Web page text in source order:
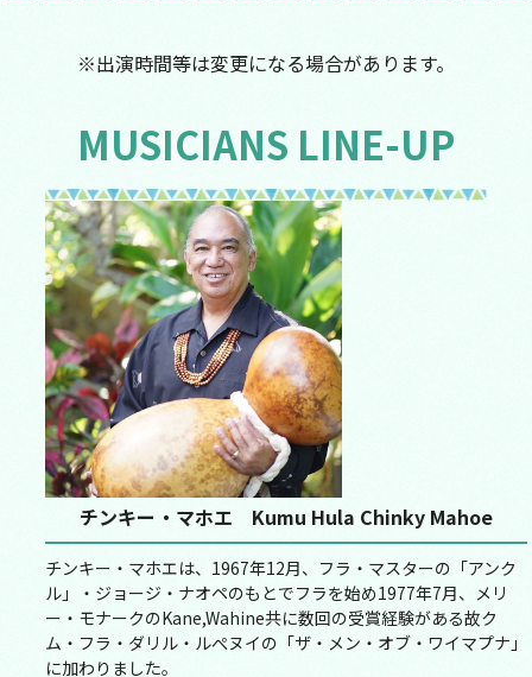
※出演時間等は変更になる場合があります。
MUSICIANS LINE-UP
チンキー・マホエ Kumu Hula Chinky Mahoe
チンキー・マホエは、1967年12月、フラ・マスターの「アンク
ル」・ジョージ・ナオペのもとでフラを始め1977年7月、メリ
ー・モナークのKane,Wahine共に数回の受賞経験がある故ク
ム・フラ・ダリル・ルぺヌイの「ザ・メン・オブ・ワイマプナ」
に加わりました。